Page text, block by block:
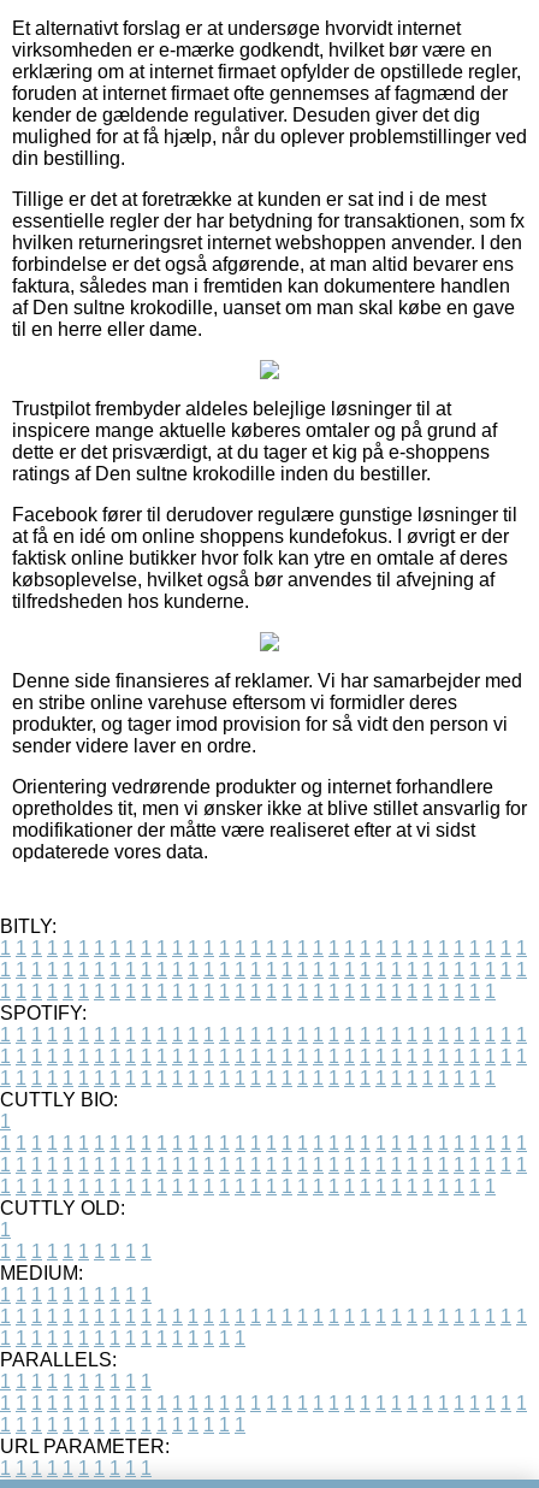
Et alternativt forslag er at undersøge hvorvidt internet
virksomheden er e-mærke godkendt, hvilket bør være en
erklæring om at internet firmaet opfylder de opstillede regler,
foruden at internet firmaet ofte gennemses af fagmænd der
kender de gældende regulativer. Desuden giver det dig
mulighed for at få hjælp, når du oplever problemstillinger ved
din bestilling.
Tillige er det at foretrække at kunden er sat ind i de mest
essentielle regler der har betydning for transaktionen, som fx
hvilken returneringsret internet webshoppen anvender. I den
forbindelse er det også afgørende, at man altid bevarer ens
faktura, således man i fremtiden kan dokumentere handlen
af Den sultne krokodille, uanset om man skal købe en gave
til en herre eller dame.
Trustpilot frembyder aldeles belejlige løsninger til at
inspicere mange aktuelle køberes omtaler og på grund af
dette er det prisværdigt, at du tager et kig på e-shoppens
ratings af Den sultne krokodille inden du bestiller.
Facebook fører til derudover regulære gunstige løsninger til
at få en idé om online shoppens kundefokus. I øvrigt er der
faktisk online butikker hvor folk kan ytre en omtale af deres
købsoplevelse, hvilket også bør anvendes til afvejning af
tilfredsheden hos kunderne.
Denne side finansieres af reklamer. Vi har samarbejder med
en stribe online varehuse eftersom vi formidler deres
produkter, og tager imod provision for så vidt den person vi
sender videre laver en ordre.
Orientering vedrørende produkter og internet forhandlere
opretholdes tit, men vi ønsker ikke at blive stillet ansvarlig for
modifikationer der måtte være realiseret efter at vi sidst
opdaterede vores data.
BITLY:
1 1 1 1 1 1 1 1 1 1 1 1 1 1 1 1 1 1 1 1 1 1 1 1 1 1 1 1 1 1 1 1 1 1
1 1 1 1 1 1 1 1 1 1 1 1 1 1 1 1 1 1 1 1 1 1 1 1 1 1 1 1 1 1 1 1 1 1
1 1 1 1 1 1 1 1 1 1 1 1 1 1 1 1 1 1 1 1 1 1 1 1 1 1 1 1 1 1 1 1
SPOTIFY:
1 1 1 1 1 1 1 1 1 1 1 1 1 1 1 1 1 1 1 1 1 1 1 1 1 1 1 1 1 1 1 1 1 1
1 1 1 1 1 1 1 1 1 1 1 1 1 1 1 1 1 1 1 1 1 1 1 1 1 1 1 1 1 1 1 1 1 1
1 1 1 1 1 1 1 1 1 1 1 1 1 1 1 1 1 1 1 1 1 1 1 1 1 1 1 1 1 1 1 1
CUTTLY BIO:
1
1 1 1 1 1 1 1 1 1 1 1 1 1 1 1 1 1 1 1 1 1 1 1 1 1 1 1 1 1 1 1 1 1 1
1 1 1 1 1 1 1 1 1 1 1 1 1 1 1 1 1 1 1 1 1 1 1 1 1 1 1 1 1 1 1 1 1 1
1 1 1 1 1 1 1 1 1 1 1 1 1 1 1 1 1 1 1 1 1 1 1 1 1 1 1 1 1 1 1 1
CUTTLY OLD:
1
1 1 1 1 1 1 1 1 1 1
MEDIUM:
1 1 1 1 1 1 1 1 1 1
1 1 1 1 1 1 1 1 1 1 1 1 1 1 1 1 1 1 1 1 1 1 1 1 1 1 1 1 1 1 1 1 1 1
1 1 1 1 1 1 1 1 1 1 1 1 1 1 1 1
PARALLELS:
1 1 1 1 1 1 1 1 1 1
1 1 1 1 1 1 1 1 1 1 1 1 1 1 1 1 1 1 1 1 1 1 1 1 1 1 1 1 1 1 1 1 1 1
1 1 1 1 1 1 1 1 1 1 1 1 1 1 1 1
URL PARAMETER:
1 1 1 1 1 1 1 1 1 1